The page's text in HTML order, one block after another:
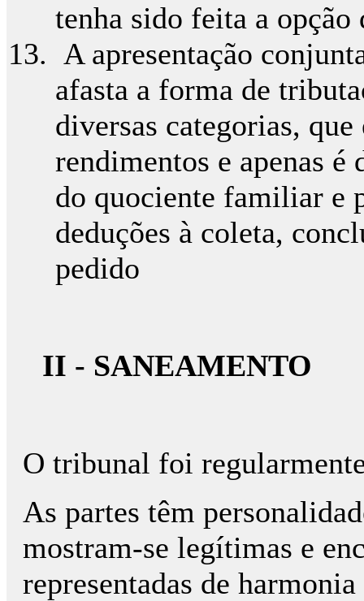
tenha sido feita a opção
A apresentação
afasta a forma de
diversas categorias,
rendimentos e apenas é
do quociente familiar e
deduções à coleta,
pedido
II - SANEAMENTO
O tribunal foi
As partes têm
mostram-se legítimas e
representadas de